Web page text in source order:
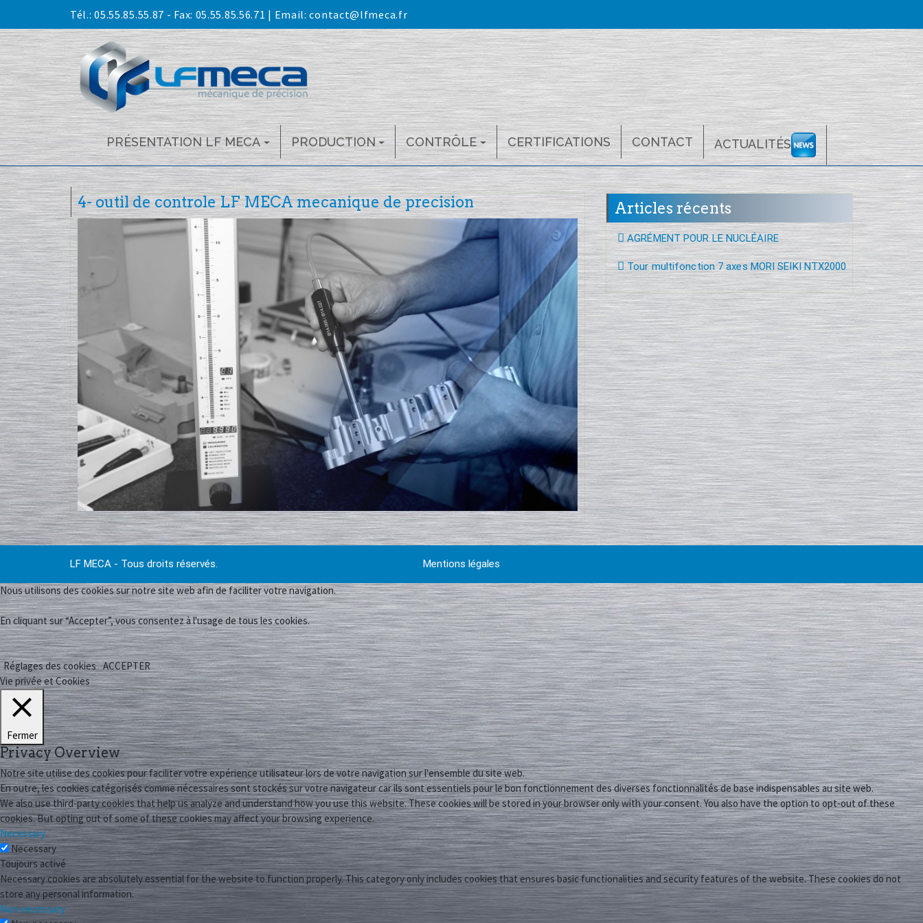
content
Tél.:05.55.85.55.87 - Fax: 05.55.85.56.71 | Email:contact@lfmeca.fr
PRÉSENTATION LF MECA PRODUCTION CONTRÔLE CERTIFICATIONS CONTACT ACTUALITÉS
4- outil de controle LF MECA mecanique de precision Articles récents
AGRÉMENT POUR LE NUCLÉAIRE
Tour multifonction 7 axes MORI SEIKI NTX2000
LF MECA - Tous droits réservés. Mentions légales
Nous utilisons des cookies sur notre site web afin de faciliter votre navigation.
En cliquant sur “Accepter”, vous consentez à l'usage de tous les cookies.
Réglages des cookies ACCEPTER
Vie privée et Cookies
Fermer
Privacy Overview
Notre site utilise des cookies pour faciliter votre expérience utilisateur lors de votre navigation sur l'ensemble du site web.
En outre, les cookies catégorisés comme nécessaires sont stockés sur votre navigateur car ils sont essentiels pour le bon fonctionnement des diverses fonctionnalités de base indispensables au site web.
We also use third-party cookies that help us analyze and understand how you use this website. These cookies will be stored in your browser only with your consent. You also have the option to opt-out of these
cookies. But opting out of some of these cookies may affect your browsing experience.
Necessary
Necessary
Toujours activé
Necessary cookies are absolutely essential for the website to function properly. This category only includes cookies that ensures basic functionalities and security features of the website. These cookies do not
store any personal information.
Non-necessary